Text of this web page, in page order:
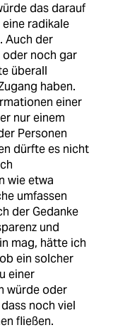
das darauf
radikale
Auch der
noch gar
überall
haben.
einer
nur einem
Personen
dürfte es nicht
wie etwa
umfassen
der Gedanke
und
mag, hätte ich
ein solcher
einer
würde oder
noch viel
fließen.